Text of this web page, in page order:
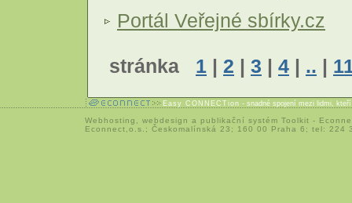
Portál Veřejné sbírky.cz
stránka 1 | 2 | 3 | 4 | .. |
Easy CONNECTion - snadné spojení mezi lidmi,
Webhosting webdesign a publikační systém Toolkit -
Econnect,o.s.; Českomalínská 23; 160 00 Praha 6; tel: 224